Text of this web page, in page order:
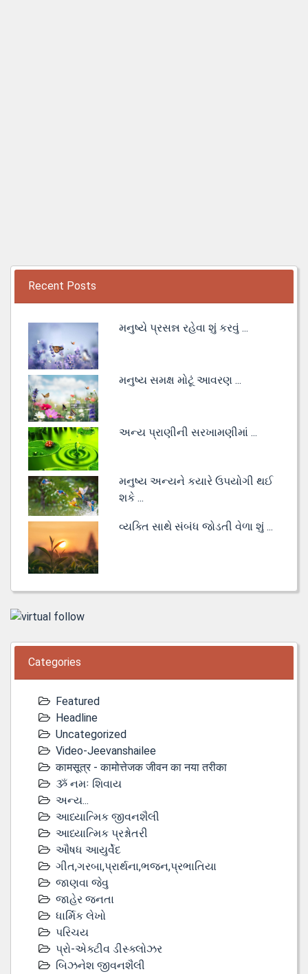
Recent Posts
મનુષ્યે પ્રસન્ન રહેવા શું કરવું ...
મનુષ્ય સમક્ષ મોટૂં આવરણ ...
અન્ય પ્રાણીની સરખામણીમાં ...
મનુષ્ય અન્યને કયારે ઉપયોગી થઈ
શકે ...
વ્યક્તિ સાથે સંબંધ જોડતી વેળા શું ...
Categories
Featured
Headline
Uncategorized
Video-Jeevanshailee
कामसूत्र - कामोत्तेजक जीवन का नया तरीका
ૐ નમઃ શિવાય
અન્ય...
આધ્યાત્મિક જીવનશૈલી
આધ્યાત્મિક પ્રશ્નોતરી
ઔષધ આયુર્વેદ
ગીત,ગરબા,પ્રાર્થના,ભજન,પ્રભાતિયા
જાણવા જેવુ
જાહેર જનતા
ધાર્મિક લેખો
પરિચય
પ્રો-એક્ટીવ ડીસ્‍ક્લોઝર
બિઝનેશ જીવનશૈલી